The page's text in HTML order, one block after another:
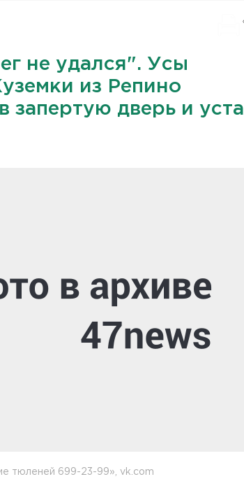
не удался". Усы
из Репино
запертую дверь и
тюленей 699-23-99», vk.com